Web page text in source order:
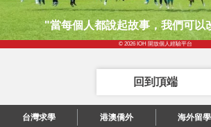
台灣求學 港澳僑外 海外留學
"當每個人都說起故事，我們可以
© 2026 IOH 開放個人經驗平台
回到頂端